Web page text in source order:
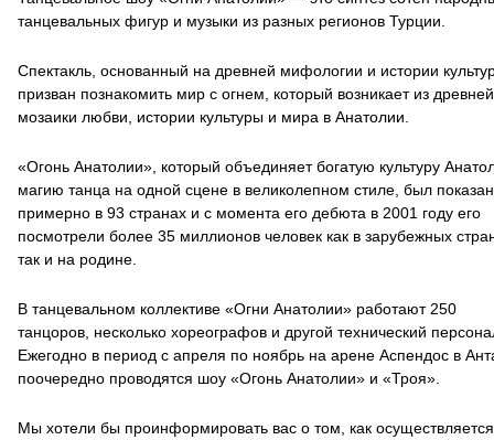
танцевальных фигур и музыки из разных регионов Турции.
Спектакль, основанный на древней мифологии и истории
призван познакомить мир с огнем, который возникает из древней
мозаики любви, истории культуры и мира в Анатолии.
«Огонь Анатолии», который объединяет богатую культуру
магию танца на одной сцене в великолепном стиле, был показан
примерно в 93 странах и с момента его дебюта в 2001 году его
посмотрели более 35 миллионов человек как в зарубежных
так и на родине.
В танцевальном коллективе «Огни Анатолии» работают 250
танцоров, несколько хореографов и другой технический
Ежегодно в период с апреля по ноябрь на арене Аспендос в
поочередно проводятся шоу «Огонь Анатолии» и «Троя».
Мы хотели бы проинформировать вас о том, как